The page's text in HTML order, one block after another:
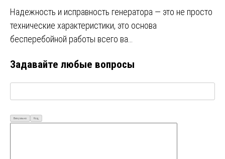
Надежность и исправность генератора — это не просто
технические характеристики, это основа
бесперебойной работы всего ва…
Задавайте любые вопросы
Визуально Код